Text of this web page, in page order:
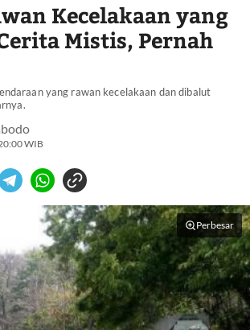
Kecelakaan yang
Mistis, Pernah
yang rawan kecelakaan dan dibalut
WIB
Perbesar